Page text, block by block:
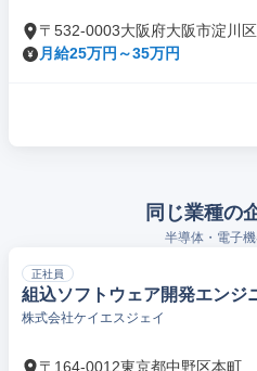
〒532-0003大阪府大阪市淀川
月給25万円～35万円
同じ業種の
半導体・電子
正社員
組込ソフトウェア開発エンジ
株式会社ケイエスジェイ
〒164-0012東京都中野区本町